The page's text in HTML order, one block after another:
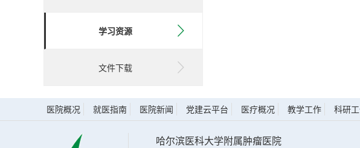
学习资源
文件下载
医院概况 就医指南 医院新闻 党建云平台 医疗概况 教学工作 科研
哈尔滨医科大学附属肿瘤医院